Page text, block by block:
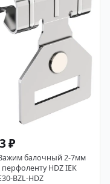
₽
балочный 2-7мм
HDZ IEK
BZL-HDZ